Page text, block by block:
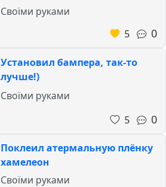
Своїми руками
5
0
Установил бампера, так-то
лучше!)
Своїми руками
5
0
Поклеил атермальную плёнку
хамелеон
Своїми руками